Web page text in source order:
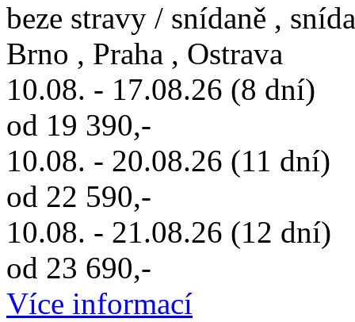
beze stravy / snídaně ,
Brno , Praha , Ostrava
10.08. - 17.08.26 (8 dní)
od 19 390,-
10.08. - 20.08.26 (11 dní)
od 22 590,-
10.08. - 21.08.26 (12 dní)
od 23 690,-
Více informací